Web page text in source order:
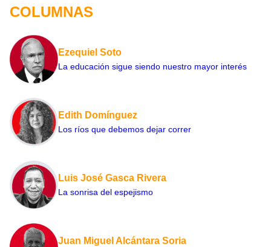
COLUMNAS
Ezequiel Soto
La educación sigue siendo nuestro mayor interés
Edith Domínguez
Los ríos que debemos dejar correr
Luis José Gasca Rivera
La sonrisa del espejismo
Juan Miguel Alcántara Soria